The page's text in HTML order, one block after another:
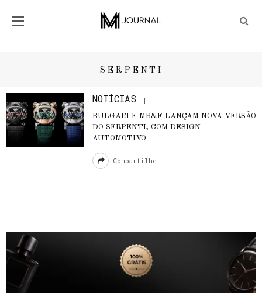
SERPENTI
NOTÍCIAS
BULGARI E MB&F LANÇAM NOVA VERSÃO
DO SERPENTI, COM DESIGN
AUTOMOTIVO
Compartilhe